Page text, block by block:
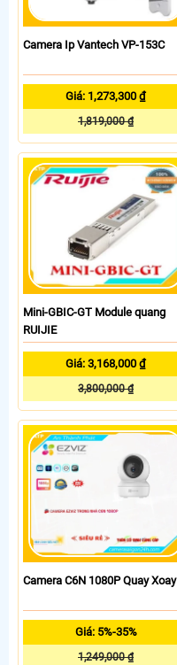
Camera Ip Vantech VP-153C
Giá: 1,273,300 ₫
1,819,000 ₫
Mini-GBIC-GT Module quang
RUIJIE
Giá: 3,168,000 ₫
3,800,000 ₫
Camera C6N 1080P Quay Xoay
Giá: 5%-35%
1,249,000 ₫